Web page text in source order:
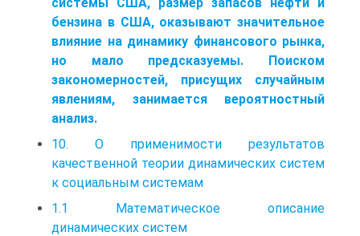
бензина в США, оказывают значительное
влияние на динамику финансового рынка,
но мало пред­сказуемы. Поиском
закономерностей, присущих случайным
явлениям, зани­мается вероятностный
анализ.
10. О применимости результатов
качественной теории динамических систем
к социальным системам
1.1 Математическое описание
динамических систем